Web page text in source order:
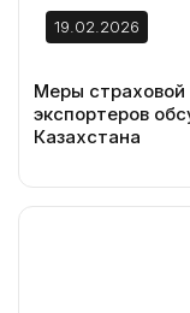
19.02.2026
Меры
экспортеров
Казахстана